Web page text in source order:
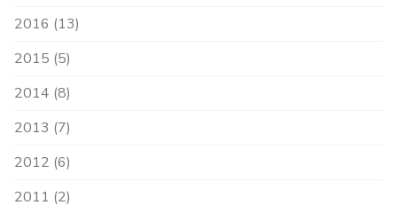
2016 (13)
2015 (5)
2014 (8)
2013 (7)
2012 (6)
2011 (2)